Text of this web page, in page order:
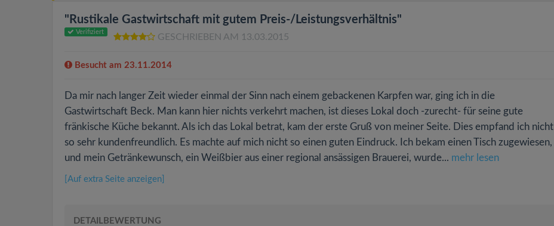
"Rustikale Gastwirtschaft mit gutem Preis-/Leistungsverhältnis"
Verifiziert
GESCHRIEBEN AM 13.03.2015
Besucht am 23.11.2014
Da mir nach langer Zeit wieder einmal der Sinn nach einem gebackenen Karpfen war, ging ich in die
Gastwirtschaft Beck. Man kann hier nichts verkehrt machen, ist dieses Lokal doch -zurecht- für seine gute
fränkische Küche bekannt. Als ich das Lokal betrat, kam der erste Gruß von meiner Seite. Dies empfand ich nicht
so sehr kundenfreundlich. Es machte auf mich nicht so einen guten Eindruck. Ich bekam einen Tisch zugewiesen,
und mein Getränkewunsch, ein Weißbier aus einer regional ansässigen Brauerei, wurde... mehr lesen
[Auf extra Seite anzeigen]
DETAILBEWERTUNG